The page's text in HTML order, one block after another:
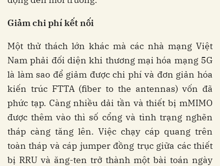
Giảm chi phí kết nối
Một thử thách lớn khác mà các nhà mạng Việt
Nam phải đối diện khi thương mại hóa mạng 5G
là làm sao để giảm được chi phí và đơn giản hóa
kiến trúc FTTA (fiber to the antennas) vốn đã
phức tạp. Càng nhiều dải tần và thiết bị mMIMO
được thêm vào thì số cổng và tình trạng nghẽn
tháp càng tăng lên. Việc chạy cáp quang trên
toàn tháp và cáp jumper đồng trục giữa các thiết
bị RRU và ăng-ten trở thành một bài toán ngày